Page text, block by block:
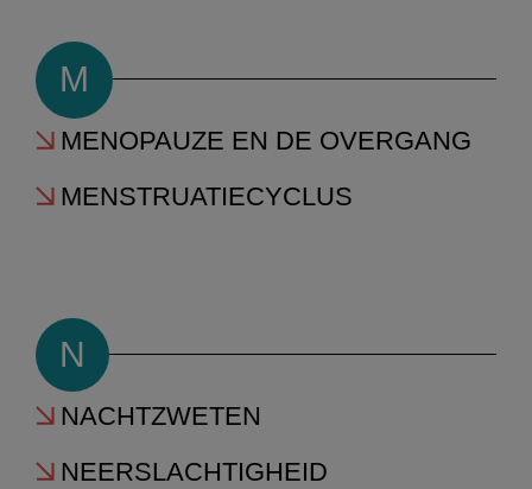
M
MENOPAUZE EN DE OVERGANG
MENSTRUATIECYCLUS
N
NACHTZWETEN
NEERSLACHTIGHEID